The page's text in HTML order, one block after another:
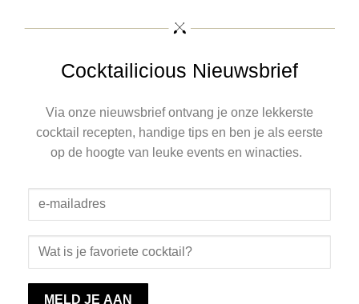
Cocktailicious Nieuwsbrief
Via onze nieuwsbrief ontvang je onze lekkerste
cocktail recepten, handige tips en ben je als eerste
op de hoogte van leuke events en winacties.